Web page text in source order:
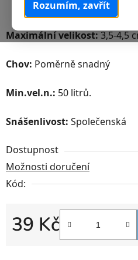
Rozumím, zavřít
Maximální velikost: 3,5-4,5
Chov: Poměrně snadný
Min.vel.n.: 50 litrů.
Snášenlivost: Společenská
Dostupnost
Možnosti doručení
Kód:
39 Kč
Měrná cena: